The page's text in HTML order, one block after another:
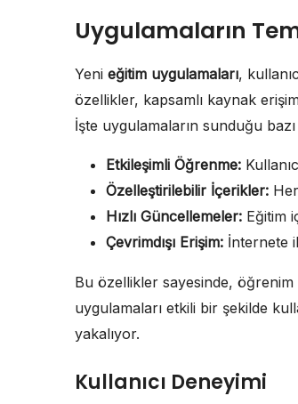
Uygulamaların
Yeni eğitim uygulamaları,
özellikler, kapsamlı kaynak
İşte uygulamaların sunduğu
Etkileşimli Öğrenme:
Özelleştirilebilir İçerikler:
Hızlı Güncellemeler: Eğitim
Çevrimdışı Erişim: İnternete
Bu özellikler sayesinde,
uygulamaları etkili bir şekilde
yakalıyor.
Kullanıcı Deneyimi